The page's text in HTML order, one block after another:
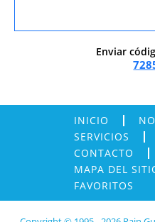
Enviar
INICIO
SERVICIOS
CONTACTO
MAPA DEL
FAVORITOS